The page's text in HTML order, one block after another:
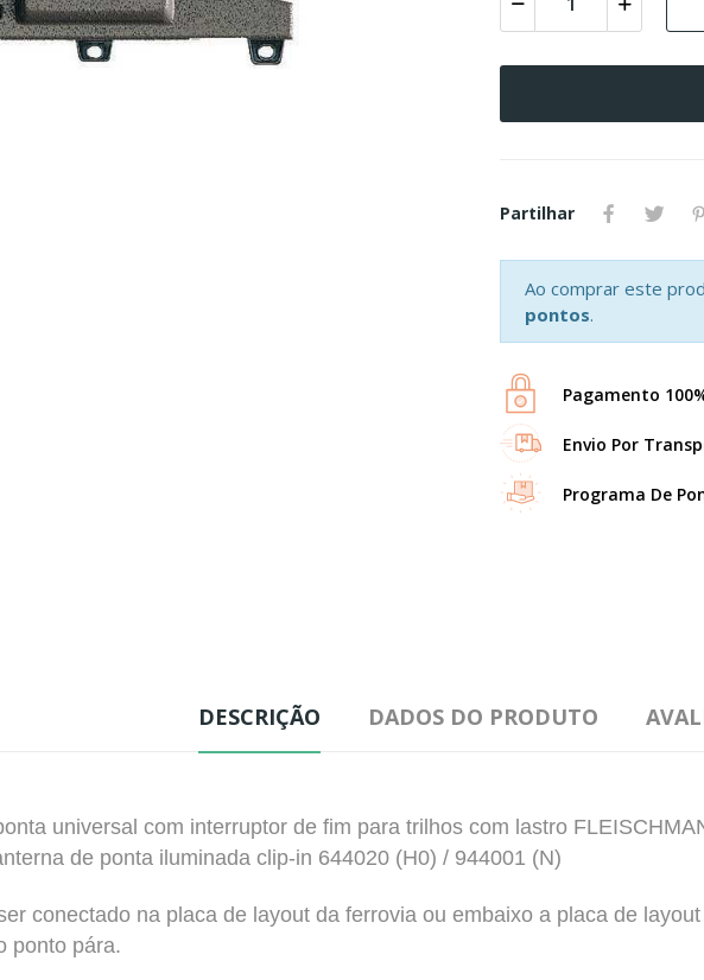
Partilhar
Ao comprar este
pontos.
Pagamento
Envio Por
Programa De
DESCRIÇÃO DADOS DO PRODUTO
universal com interruptor de fim para trilhos com lastro
de ponta iluminada clip-in 644020 (H0) / 944001 (N)
conectado na placa de layout da ferrovia ou embaixo a placa de
ponto pára.